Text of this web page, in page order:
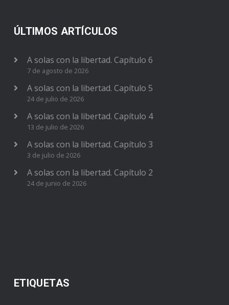
ÚLTIMOS ARTÍCULOS
A solas con la libertad. Capítulo 6
7 de agosto de 2026
A solas con la libertad. Capítulo 5
24 de julio de 2026
A solas con la libertad. Capítulo 4
13 de julio de 2026
A solas con la libertad. Capítulo 3
3 de julio de 2026
A solas con la libertad. Capítulo 2
24 de junio de 2026
ETIQUETAS